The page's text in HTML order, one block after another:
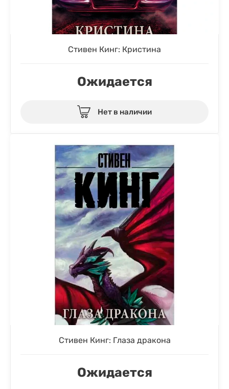
Стивен Кинг: Кристина
Ожидается
Нет в наличии
Стивен Кинг: Глаза дракона
Ожидается